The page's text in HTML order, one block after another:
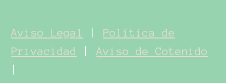
Aviso Legal
Política de
Privacidad
|Aviso de Cotenido